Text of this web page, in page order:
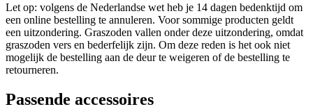
Let op: volgens de Nederlandse wet heb je 14 dagen bedenktijd om
een online bestelling te annuleren. Voor sommige producten geldt
een uitzondering. Graszoden vallen onder deze uitzondering, omdat
graszoden vers en bederfelijk zijn. Om deze reden is het ook niet
mogelijk de bestelling aan de deur te weigeren of de bestelling te
retourneren.
Passende accessoires